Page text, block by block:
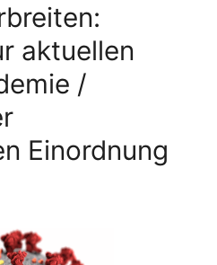
aktuellen
/
Einordnung